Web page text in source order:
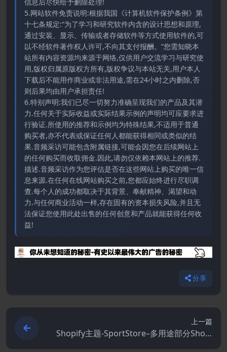
5.网站软件免责说明:根据我国《计算机软件保护条例》第
十七条规定:“为了学习和研究软件内含的设计思想和原理,
通过安装、显示、传输或者存储软件等方式使用软件的,可
以不经软件著作权人许可,不向其支付报酬。”您需知晓本
站所有内容资源均来源于网络,仅供用户交流学习与研究使
用,版权归属原版权方所有,版权争议与本站无关,用户本人
下载后不能用作商业或非法用途,需在24小时之内删除,否
则后果均由用户承担责任!
6.特别声明:我们已尽一切努力准确呈现我们的产品及其潜
力.任何关于实际收益或实际结果示例的声明均可应要求进
行验证.所使用的推荐和示例均为特殊结果,不适用于普通
购买者,亦不代表或保证任何人都能获得相同或类似的结
果.音频采访可能包含附属链接,可能会因您在后续网站上
的任何购买而收取佣金.因此,请勿仅依赖本网站上的推荐.
描述.音频采访作为您评估是否在这些网站上购买的唯一信
息来源.在任何在线网站购买之前,您都应始终进行尽职调
查.每个人的成功都取决于其背景、奉献精神、渴望和动
力.与任何商业活动一样,存在固有的资本损失风险,并且无
法保证您使用此处出售的任何创意和产品就能获得任何收
益!
分享
上一篇
Shopify主题-SportStore–多用途部分Shopi